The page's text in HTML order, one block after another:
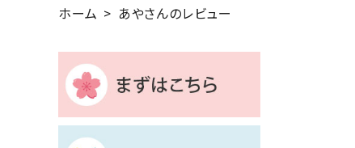
まずはこちら
ショッピングガイド
よくあるご質問
すべての商品
ホーム あやさんのレビュー